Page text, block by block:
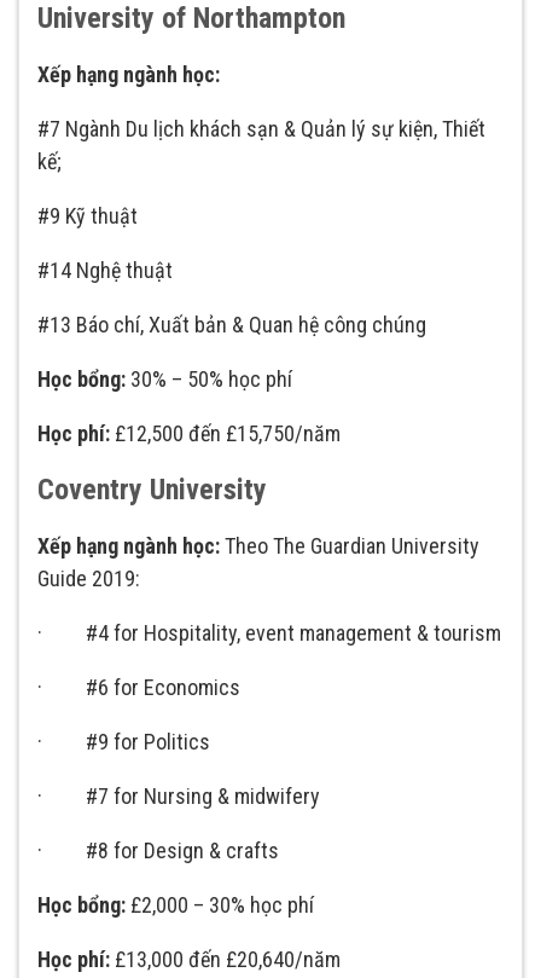
University of Northampton
Xếp hạng ngành học:
#7 Ngành Du lịch khách sạn & Quản lý sự kiện, Thiết
kế;
#9 Kỹ thuật
#14 Nghệ thuật
#13 Báo chí, Xuất bản & Quan hệ công chúng
Học bổng: 30% – 50% học phí
Học phí: £12,500 đến £15,750/năm
Coventry University
Xếp hạng ngành học:Theo The Guardian University
Guide 2019:
· #4 for Hospitality, event management & tourism
· #6 for Economics
· #9 for Politics
· #7 for Nursing & midwifery
· #8 for Design & crafts
Học bổng: £2,000 – 30% học phí
Học phí: £13,000 đến £20,640/năm